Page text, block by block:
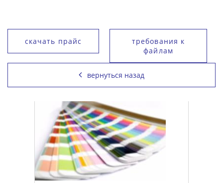
скачать прайс
требования к
файлам
вернуться назад